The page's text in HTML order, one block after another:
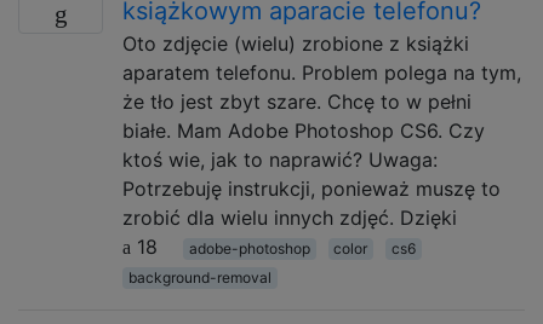
książkowym aparacie telefonu?
Oto zdjęcie (wielu) zrobione z książki
aparatem telefonu. Problem polega na tym,
że tło jest zbyt szare. Chcę to w pełni
białe. Mam Adobe Photoshop CS6. Czy
ktoś wie, jak to naprawić? Uwaga:
Potrzebuję instrukcji, ponieważ muszę to
zrobić dla wielu innych zdjęć. Dzięki
18
adobe-photoshop color
cs6
background-removal